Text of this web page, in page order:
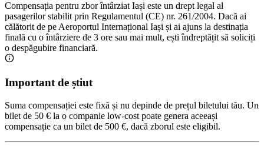
Compensația pentru zbor întârziat Iași este un drept legal al
pasagerilor stabilit prin Regulamentul (CE) nr. 261/2004. Dacă ai
călătorit de pe Aeroportul Internațional Iași și ai ajuns la destinația
finală cu o întârziere de 3 ore sau mai mult, ești îndreptățit să soliciți
o despăgubire financiară.
Important de știut
Suma compensației este fixă și nu depinde de prețul biletului tău. Un
bilet de 50 € la o companie low-cost poate genera aceeași
compensație ca un bilet de 500 €, dacă zborul este eligibil.